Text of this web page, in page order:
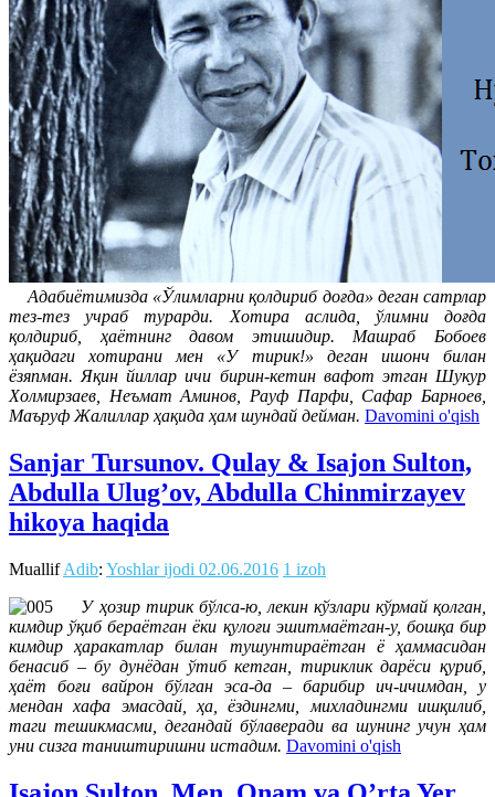
Адабиётимизда «Ўлимларни қолдириб доғда» деган сатрлар
тез-тез учраб турарди. Хотира аслида, ўлимни доғда
қолдириб, ҳаётнинг давом этишидир. Машраб Бобоев
ҳақидаги хотирани мен «У тирик!» деган ишонч билан
ёзяпман. Яқин йиллар ичи бирин-кетин вафот этган Шукур
Холмирзаев, Неъмат Аминов, Рауф Парфи, Сафар Барноев,
Маъруф Жалиллар ҳақида ҳам шундай дейман. Davomini o'qish
Sanjar Tursunov. Qulay & Isajon Sulton,
Abdulla Ulug’ov, Abdulla Chinmirzayev
hikoya haqida
MuallifAdib: Yoshlar ijodi 02.06.2016 1 izoh
У ҳозир тирик бўлса-ю, лекин кўзлари кўрмай қолган,
кимдир ўқиб бераётган ёки қулоғи эшитмаётган-у, бошқа бир
кимдир ҳаракатлар билан тушунтираётган ё ҳаммасидан
бенасиб – бу дунёдан ўтиб кетган, тириклик дарёси қуриб,
ҳаёт боғи вайрон бўлган эса-да – барибир ич-ичимдан, у
мендан хафа эмасдай, ҳа, ёздингми, михладингми ишқилиб,
таги тешикмасми, дегандай бўлаверади ва шунинг учун ҳам
уни сизга таништиришни истадим. Davomini o'qish